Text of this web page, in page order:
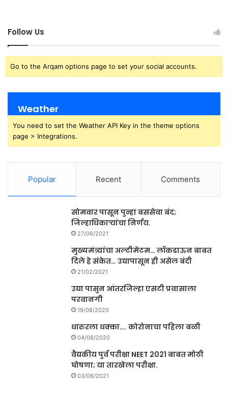
Follow Us
Go to the Arqam options page to set your social accounts.
Weather
You need to set the Weather API Key in the theme options
page > Integrations.
Popular Recent Comments
सोमवार पासून पुन्हा बससेवा बंद;
जिल्हाधिकाऱ्यांचा निर्णय.
27/06/2021
मुख्यमंत्र्यांचा अल्टीमेटम… लॉकडाऊन बाबत
दिले हे संकेत… उद्यापासून ही असेल बंदी
21/02/2021
उद्या पासुन आंतरजिल्हा एसटी प्रवासाला
परवानगी
19/08/2020
धारुरला धक्का…. कोरोनाचा पहिला बळी
04/08/2020
वैद्यकीय पुर्व परीक्षा NEET 2021 बाबत मोठी
घोषणा; या तारखेला परीक्षा.
03/06/2021